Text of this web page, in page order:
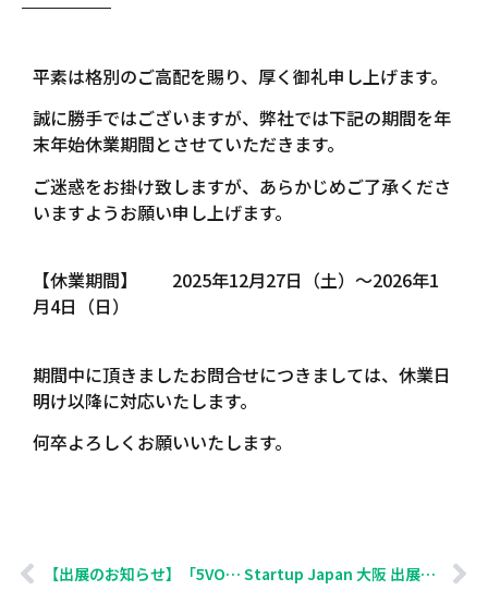
平素は格別のご高配を賜り、厚く御礼申し上げます。
誠に勝手ではございますが、弊社では下記の期間を年
末年始休業期間とさせていただきます。
ご迷惑をお掛け致しますが、あらかじめご了承くださ
いますようお願い申し上げます。
【休業期間】 2025年12月27日（土）～2026年1
月4日（日）
期間中に頂きましたお問合せにつきましては、休業日
明け以降に対応いたします。
何卒よろしくお願いいたします。
【出展のお知らせ】「5VOICE. × ススミル」、Startup JAPAN EXPO 2025 in 大阪に出展します Startup Japan 大阪 出展準備